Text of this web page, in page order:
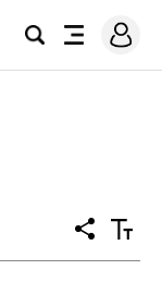
검
전
로
그
공
유
텍
스